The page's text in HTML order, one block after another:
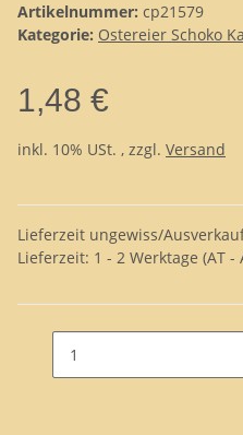
Artikelnummer: cp21579
Kategorie: Ostereier Schoko
1,48 €
inkl. 10% USt. , zzgl. Versand
Lieferzeit ungewiss/
Lieferzeit: 1 - 2 Werktage (AT -